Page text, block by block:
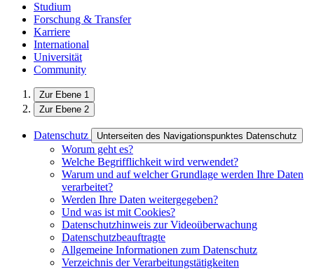
Studium
Forschung & Transfer
Karriere
International
Universität
Community
Zur Ebene 1
Zur Ebene 2
Datenschutz Unterseiten des Navigationspunktes Datenschutz
Worum geht es?
Welche Begrifflichkeit wird verwendet?
Warum und auf welcher Grundlage werden Ihre Daten
verarbeitet?
Werden Ihre Daten weitergegeben?
Und was ist mit Cookies?
Datenschutzhinweis zur Videoüberwachung
Datenschutzbeauftragte
Allgemeine Informationen zum Datenschutz
Verzeichnis der Verarbeitungstätigkeiten